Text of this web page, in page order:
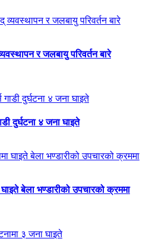
र जलबायु परिवर्तन बारे
दुर्घटना ४ जना घाइते
बेला भण्डारीको उपचारको क्रममा